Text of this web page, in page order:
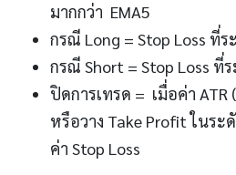
มากกว่า EMA5
กรณี Long = Stop Loss ที่ร
กรณี Short = Stop Loss ที่
ปิดการเทรด = เมื่อค่า ATR
หรือวาง Take Profit ในระ
ค่า Stop Loss